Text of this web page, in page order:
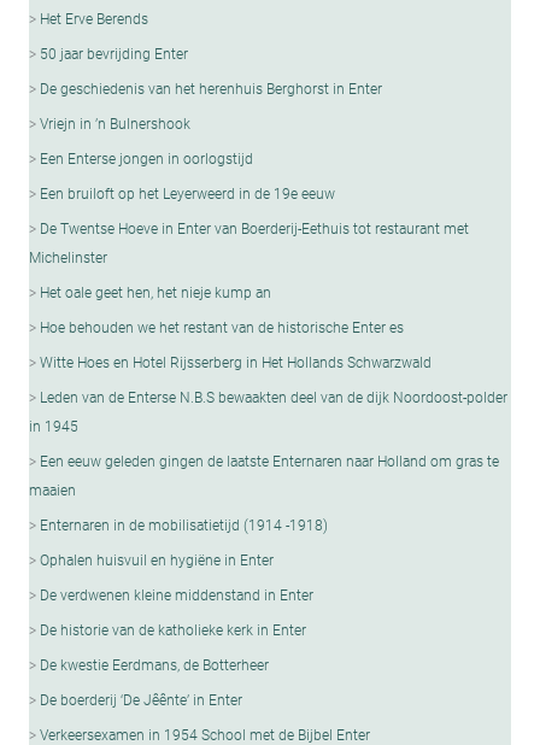
Het Erve Berends
50 jaar bevrijding Enter
De geschiedenis van het herenhuis Berghorst in Enter
Vriejn in ’n Bulnershook
Een Enterse jongen in oorlogstijd
Een bruiloft op het Leyerweerd in de 19e eeuw
De Twentse Hoeve in Enter van Boerderij-Eethuis tot restaurant met
Michelinster
Het oale geet hen, het nieje kump an
Hoe behouden we het restant van de historische Enter es
Witte Hoes en Hotel Rijsserberg in Het Hollands Schwarzwald
Leden van de Enterse N.B.S bewaakten deel van de dijk Noordoost-polder
in 1945
Een eeuw geleden gingen de laatste Enternaren naar Holland om gras te
maaien
Enternaren in de mobilisatietijd (1914 -1918)
Ophalen huisvuil en hygiëne in Enter
De verdwenen kleine middenstand in Enter
De historie van de katholieke kerk in Enter
De kwestie Eerdmans, de Botterheer
De boerderij ‘De Jêênte’ in Enter
Verkeersexamen in 1954 School met de Bijbel Enter